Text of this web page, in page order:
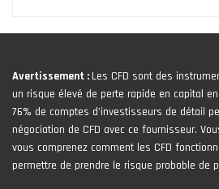
Avertissement : Les CFD sont des
un risque élevé de perte rapide en capital
76% de comptes d'investisseurs de détail
négociation de CFD avec ce fournisseur.
vous comprenez comment les CFD
permettre de prendre le risque probable de